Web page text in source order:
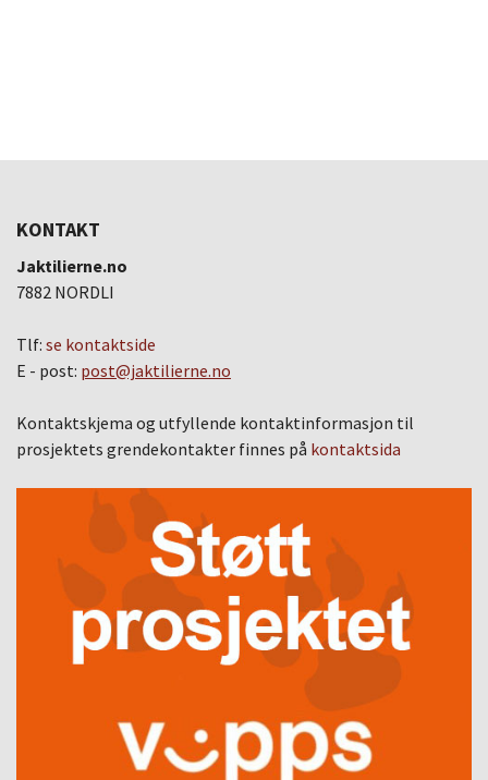
KONTAKT
Jaktilierne.no
7882 NORDLI
Tlf: se kontaktside
E - post: post@jaktilierne.no
Kontaktskjema og utfyllende kontaktinformasjon til
prosjektets grendekontakter finnes på kontaktsida